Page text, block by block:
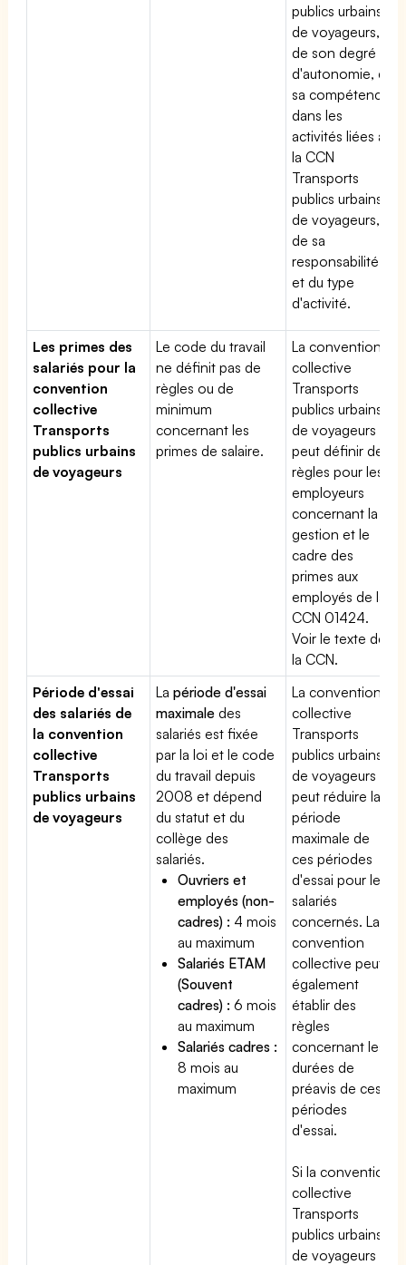
publics urbains
de voyageurs,
de son degré
d'autonomie, de
sa compétence
dans les
activités liées à
la CCN
Transports
publics urbains
de voyageurs,
de sa
responsabilité
et du type
d'activité.
Les primes des
salariés pour la
convention
collective
Transports
publics urbains
de voyageurs
Le code du travail
ne définit pas de
règles ou de
minimum
concernant les
primes de salaire.
La convention
collective
Transports
publics urbains
de voyageurs
peut définir des
règles pour les
employeurs
concernant la
gestion et le
cadre des
primes aux
employés de la
CCN 01424.
Voir le texte de
la CCN.
Période d'essai
des salariés de
la convention
collective
Transports
publics urbains
de voyageurs
Lapériode d'essai
maximale des
salariés est fixée
par la loi et le code
du travail depuis
2008 et dépend
du statut et du
collège des
salariés.
Ouvriers et
employés (non-
cadres) : 4 mois
au maximum
Salariés ETAM
(Souvent
cadres) : 6 mois
au maximum
Salariés cadres :
8 mois au
maximum
La convention
collective
Transports
publics urbains
de voyageurs
peut réduire la
période
maximale de
ces périodes
d'essai pour les
salariés
concernés. La
convention
collective peut
également
établir des
règles
concernant les
durées de
préavis de ces
périodes
d'essai.
Si la convention
collective
Transports
publics urbains
de voyageurs